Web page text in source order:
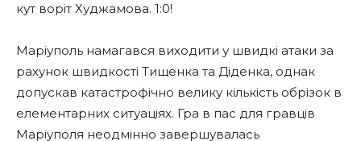
кут воріт Худжамова. 1:0!
Маріуполь намагався виходити у швидкі атаки за
рахунок швидкості Тищенка та Діденка, однак
допускав катастрофічно велику кількість обрізок в
елементарних ситуаціях. Гра в пас для гравців
Маріуполя неодмінно завершувалась